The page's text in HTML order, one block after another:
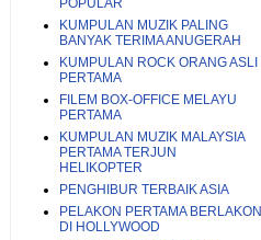
POPULAR
KUMPULAN MUZIK PALING
BANYAK TERIMA ANUGERAH
KUMPULAN ROCK ORANG ASLI
PERTAMA
FILEM BOX-OFFICE MELAYU
PERTAMA
KUMPULAN MUZIK MALAYSIA
PERTAMA TERJUN
HELIKOPTER
PENGHIBUR TERBAIK ASIA
PELAKON PERTAMA BERLAKON
DI HOLLYWOOD